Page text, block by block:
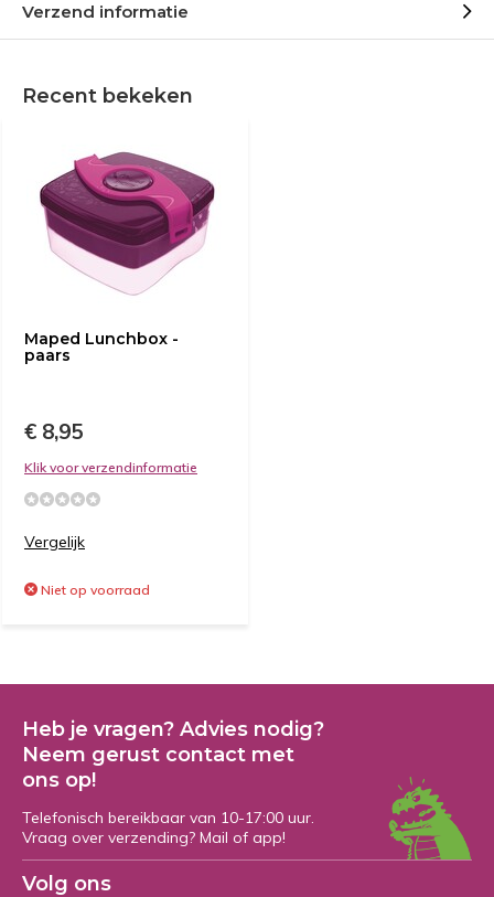
Verzend informatie
Recent bekeken
Maped Lunchbox -
paars
€ 8,95
Klik voor verzendinformatie
Vergelijk
Niet op voorraad
Heb je vragen? Advies nodig?
Neem gerust contact met
ons op!
Telefonisch bereikbaar van 10-17:00 uur.
Vraag over verzending? Mail of app!
Volg ons